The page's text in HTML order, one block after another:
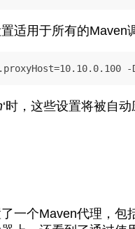
适用于所有的
‘时，这些设置将被自
一个Maven代理，